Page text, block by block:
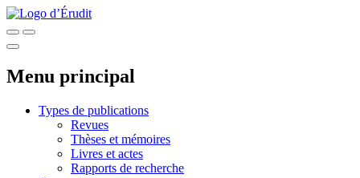
Menu principal
Types de publications
Revues
Thèses et mémoires
Livres et actes
Rapports de recherche